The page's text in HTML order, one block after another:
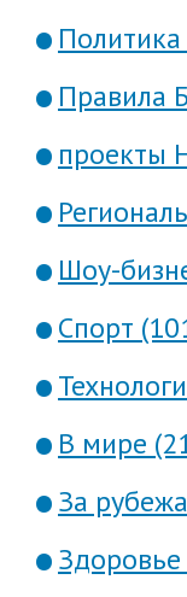
Политика
Правила
проекты
Шоу-
Спорт
В мире
За
Здоровье